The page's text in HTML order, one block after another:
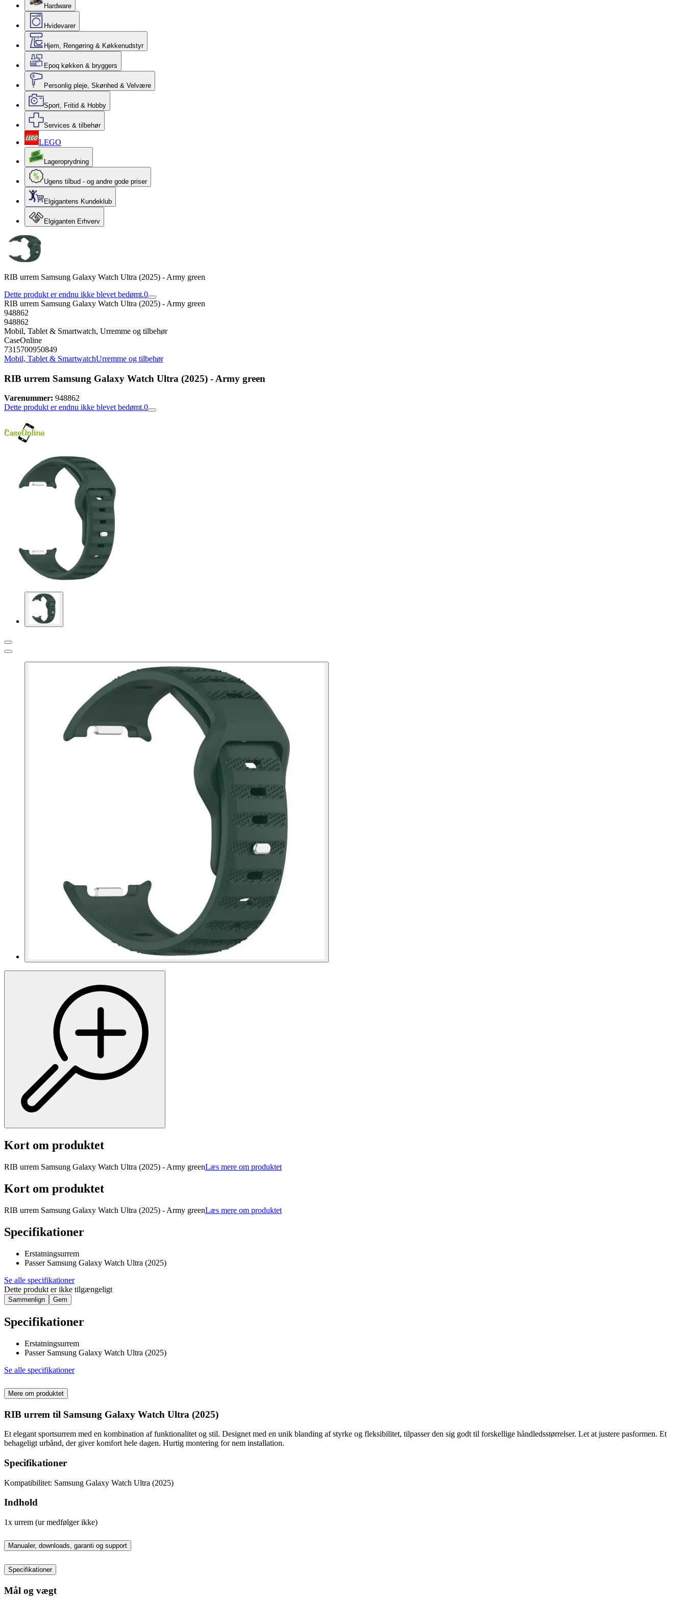
Hardware
Hvidevarer
Hjem, Rengøring & Køkkenudstyr
Epoq køkken & bryggers
Personlig pleje, Skønhed & Velvære
Sport, Fritid & Hobby
Services & tilbehør
LEGO
Lageroprydning
Ugens tilbud - og andre gode priser
Elgigantens Kundeklub
Elgiganten Erhverv
RIB urrem Samsung Galaxy Watch Ultra (2025) - Army green
Dette produkt er endnu ikke blevet bedømt.0
RIB urrem Samsung Galaxy Watch Ultra (2025) - Army green
948862
948862
Mobil, Tablet & Smartwatch, Urremme og tilbehør
CaseOnline
7315700950849
Mobil, Tablet & SmartwatchUrremme og tilbehør
RIB urrem Samsung Galaxy Watch Ultra (2025) - Army green
Varenummer: 948862
Dette produkt er endnu ikke blevet bedømt.0
Kort om produktet
RIB urrem Samsung Galaxy Watch Ultra (2025) - Army greenLæs mere om produktet
Kort om produktet
RIB urrem Samsung Galaxy Watch Ultra (2025) - Army greenLæs mere om produktet
Specifikationer
Erstatningsurrem
Passer Samsung Galaxy Watch Ultra (2025)
Se alle specifikationer
Dette produkt er ikke tilgængeligt
Sammenlign Gem
Specifikationer
Erstatningsurrem
Passer Samsung Galaxy Watch Ultra (2025)
Se alle specifikationer
Mere om produktet
RIB urrem til Samsung Galaxy Watch Ultra (2025)
Et elegant sportsurrem med en kombination af funktionalitet og stil. Designet med en unik blanding af styrke og fleksibilitet, tilpasser den sig godt til forskellige håndledsstørrelser. Let at justere pasformen. Et
behageligt urbånd, der giver komfort hele dagen. Hurtig montering for nem installation.
Specifikationer
Kompatibilitet: Samsung Galaxy Watch Ultra (2025)
Indhold
1x urrem (ur medfølger ikke)
Manualer, downloads, garanti og support
Specifikationer
Mål og vægt